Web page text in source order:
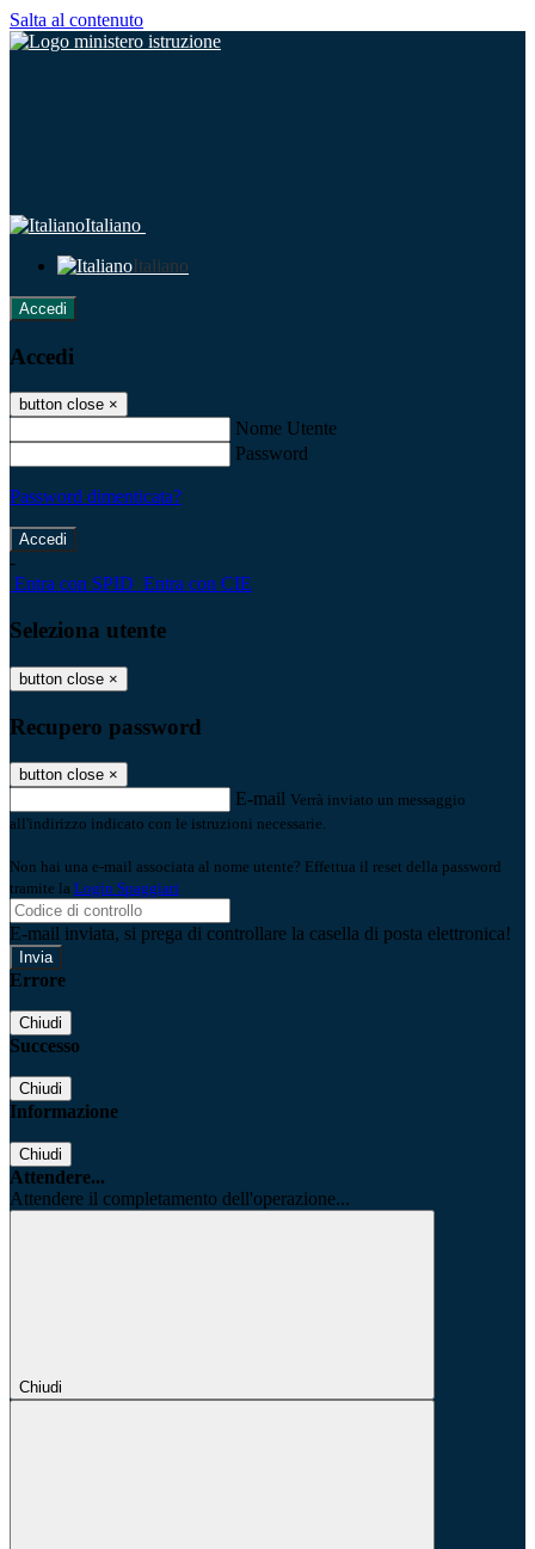
Salta al contenuto
Italiano
Italiano
Accedi
Accedi
button close ×
Nome Utente
Password
Password dimenticata?
-
Entra con SPID Entra con CIE
Seleziona utente
button close ×
Recupero password
button close ×
E-mail Verrà inviato un messaggio
all'indirizzo indicato con le istruzioni necessarie.
Non hai una e-mail associata al nome utente? Effettua il reset della password
tramite la Login Spaggiari
E-mail inviata, si prega di controllare la casella di posta elettronica!
Errore
Chiudi
Successo
Chiudi
Informazione
Chiudi
Attendere...
Attendere il completamento dell'operazione...
Chiudi